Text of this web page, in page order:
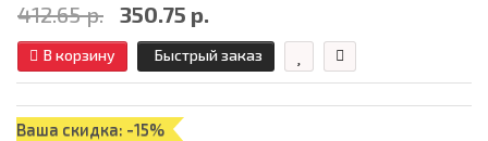
412.65 р. 350.75 р.
В корзину Быстрый заказ
Ваша скидка: -15%